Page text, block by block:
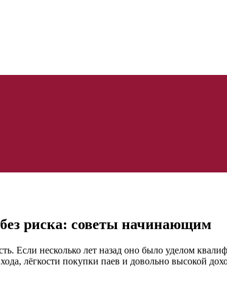
риска: советы начинающим
Если несколько лет назад оно было уделом
лёгкости покупки паев и довольно высокой